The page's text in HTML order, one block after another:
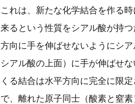
これは、新たな化学結合を作る
来るという性質をシアル酸が持
方向に手を伸ばせないようにシ
シアル酸の上面）に手が伸ばせ
くる結合は水平方向に完全に限
で、離れた原子同士（酸素と窒